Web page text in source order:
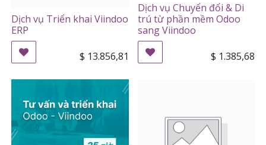
Dịch vụ Triển khai Viindoo
ERP
$ 13.856,81
Dịch vụ Chuyển đổi & Di
trú từ phần mềm Odoo
sang Viindoo
$ 1.385,68